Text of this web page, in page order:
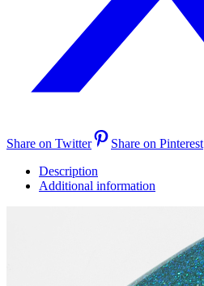
Share on Twitter
Share on Pinterest
Description
Additional information